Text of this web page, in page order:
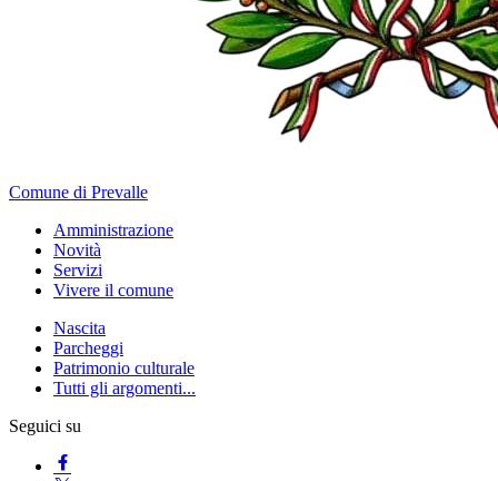
Comune di Prevalle
Amministrazione
Novità
Servizi
Vivere il comune
Nascita
Parcheggi
Patrimonio culturale
Tutti gli argomenti...
Seguici su